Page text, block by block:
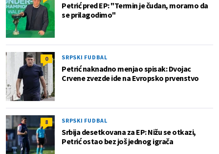
Petrić pred EP: "Termin je čudan, moramo da
se prilagodimo"
0 SRPSKI FUDBAL
Petrić naknadno menjao spisak: Dvojac
Crvene zvezde ide na Evropsko prvenstvo
8 SRPSKI FUDBAL
Srbija desetkovana za EP: Nižu se otkazi,
Petrić ostao bez još jednog igrača